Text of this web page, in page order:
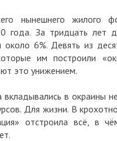
нынешнего жилого
года. За тридцать лет
6%. Девять из
им построили
это унижением.
в окраины
Для жизни. В
отстроила всё, в